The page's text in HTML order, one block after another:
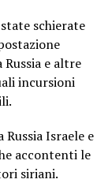
schierate
e altre
incursioni
Israele e
accontenti le
siriani.